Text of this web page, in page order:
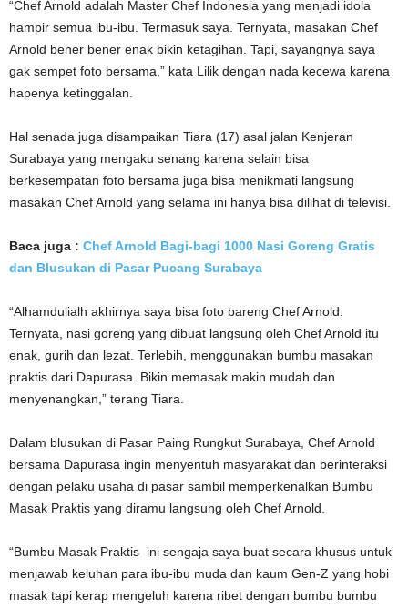
“Chef Arnold adalah Master Chef Indonesia yang menjadi idola
hampir semua ibu-ibu. Termasuk saya. Ternyata, masakan Chef
Arnold bener bener enak bikin ketagihan. Tapi, sayangnya saya
gak sempet foto bersama,” kata Lilik dengan nada kecewa karena
hapenya ketinggalan.
Hal senada juga disampaikan Tiara (17) asal jalan Kenjeran
Surabaya yang mengaku senang karena selain bisa
berkesempatan foto bersama juga bisa menikmati langsung
masakan Chef Arnold yang selama ini hanya bisa dilihat di televisi.
Baca juga : Chef Arnold Bagi-bagi 1000 Nasi Goreng Gratis
dan Blusukan di Pasar Pucang Surabaya
“Alhamdulialh akhirnya saya bisa foto bareng Chef Arnold.
Ternyata, nasi goreng yang dibuat langsung oleh Chef Arnold itu
enak, gurih dan lezat. Terlebih, menggunakan bumbu masakan
praktis dari Dapurasa. Bikin memasak makin mudah dan
menyenangkan,” terang Tiara.
Dalam blusukan di Pasar Paing Rungkut Surabaya, Chef Arnold
bersama Dapurasa ingin menyentuh masyarakat dan berinteraksi
dengan pelaku usaha di pasar sambil memperkenalkan Bumbu
Masak Praktis yang diramu langsung oleh Chef Arnold.
“Bumbu Masak Praktis ini sengaja saya buat secara khusus untuk
menjawab keluhan para ibu-ibu muda dan kaum Gen-Z yang hobi
masak tapi kerap mengeluh karena ribet dengan bumbu bumbu